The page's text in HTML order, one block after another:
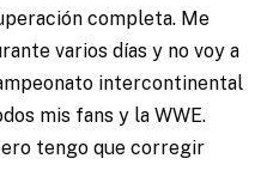
completa. Me
varios días y no voy a
intercontinental
mis fans y la WWE.
tengo que corregir